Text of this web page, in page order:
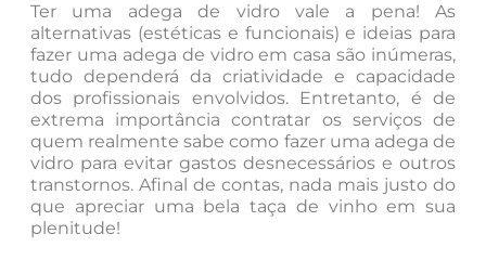
Ter uma adega de vidro vale a pena! As
alternativas (estéticas e funcionais) e ideias para
fazer uma adega de vidro em casa são inúmeras,
tudo dependerá da criatividade e capacidade
dos profissionais envolvidos. Entretanto, é de
extrema importância contratar os serviços de
quem realmente sabe como fazer uma adega de
vidro para evitar gastos desnecessários e outros
transtornos. Afinal de contas, nada mais justo do
que apreciar uma bela taça de vinho em sua
plenitude!